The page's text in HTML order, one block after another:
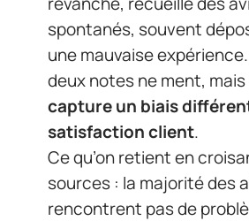
spontanés, souvent
une mauvaise
deux notes ne ment, mais
capture un biais
satisfaction client.
Ce qu’on retient en
sources : la majorité des
rencontrent pas de